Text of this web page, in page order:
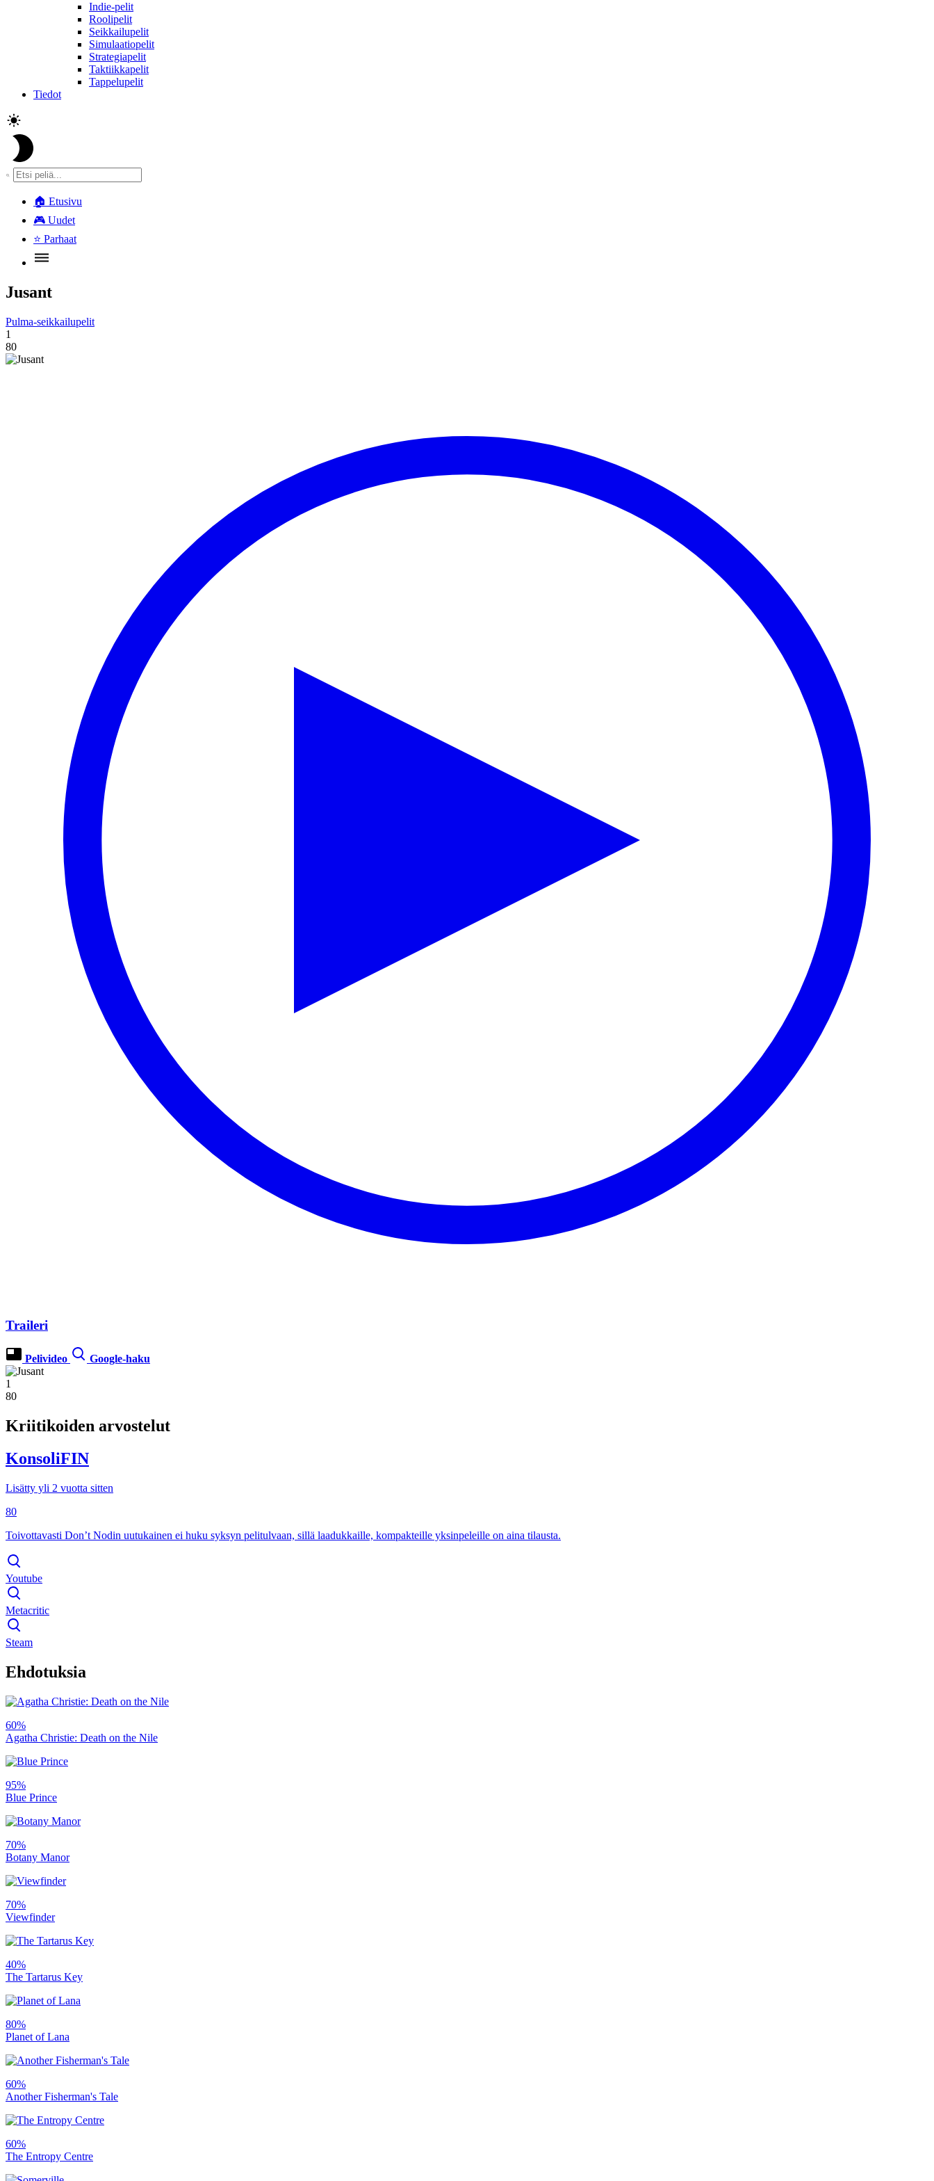
Indie-pelit
Roolipelit
Seikkailupelit
Simulaatiopelit
Strategiapelit
Taktiikkapelit
Tappelupelit
Tiedot
🏠 Etusivu
🎮 Uudet
⭐ Parhaat
Jusant
Pulma-seikkailupelit
1
80
Traileri
Pelivideo Google-haku
1
80
Kriitikoiden arvostelut
KonsoliFIN
Lisätty yli 2 vuotta sitten
80
Toivottavasti Don’t Nodin uutukainen ei huku syksyn pelitulvaan, sillä laadukkaille, kompakteille yksinpeleille on aina tilausta.
Youtube
Metacritic
Steam
Ehdotuksia
60%
Agatha Christie: Death on the Nile
95%
Blue Prince
70%
Botany Manor
70%
Viewfinder
40%
The Tartarus Key
80%
Planet of Lana
60%
Another Fisherman's Tale
60%
The Entropy Centre